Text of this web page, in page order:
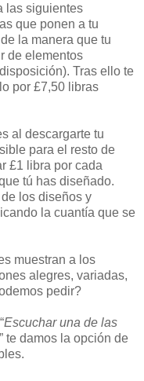
las siguientes
que ponen a tu
la manera que tu
de elementos
Tras ello te
por £7,50 libras
al descargarte tu
para el resto de
£1 libra por cada
tú has diseñado.
los diseños y
la cuantía que se
muestran a los
alegres, variadas,
pedir?
Escuchar una de las
” te damos la opción de